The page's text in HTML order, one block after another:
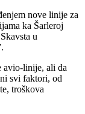
nove linije za
ka Šarleroj
u
avio-linije, ali da
svi faktori, od
troškova